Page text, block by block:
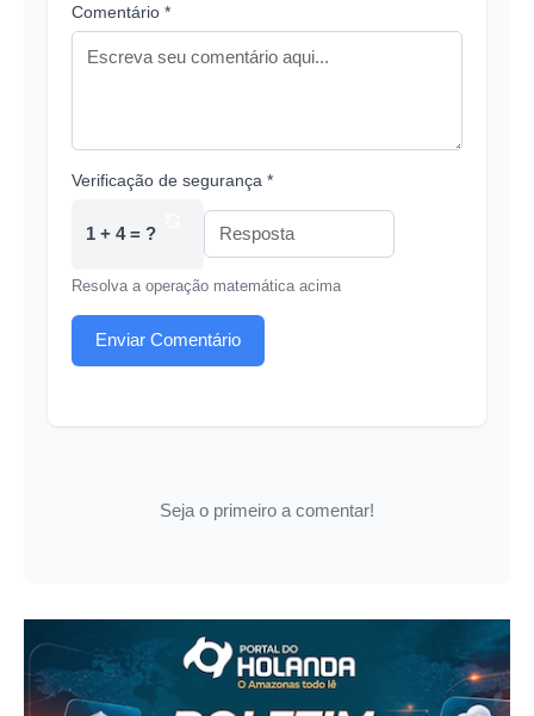
Comentário *
Verificação de segurança *
1 + 4 = ?
Resolva a operação matemática acima
Enviar Comentário
Seja o primeiro a comentar!